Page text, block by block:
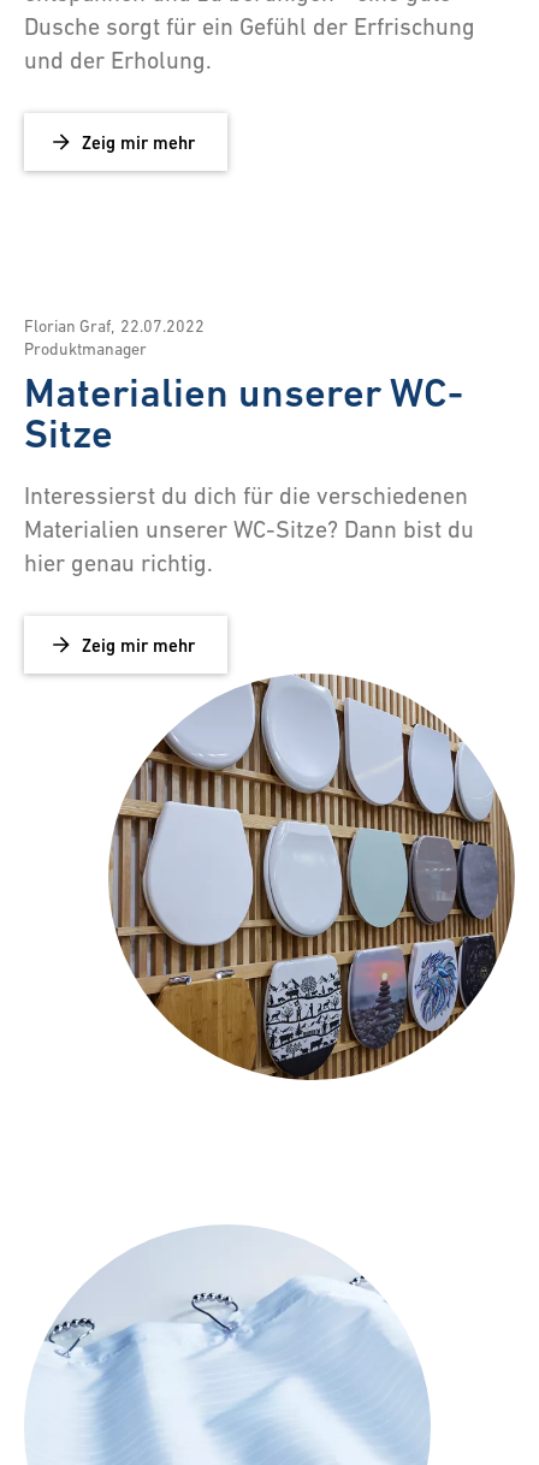
Dusche sorgt für ein Gefühl der Erfrischung
und der Erholung.
Zeig mir mehr
Florian Graf 22.07.2022
Produktmanager
Materialien unserer WC-
Sitze
Interessierst du dich für die verschiedenen
Materialien unserer WC-Sitze? Dann bist du
hier genau richtig.
Zeig mir mehr